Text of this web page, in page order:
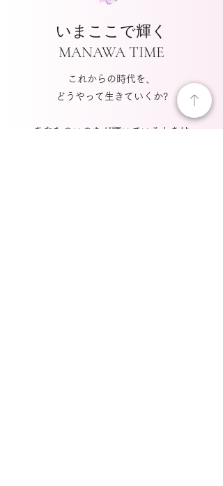
いまここで輝く
MANAWA TIME
これからの時代を、
どうやって生きていくか?
あなたのいのちが輝いているときは